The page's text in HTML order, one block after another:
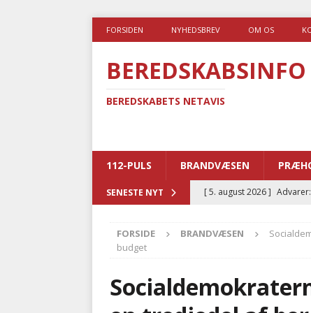
FORSIDEN NYHEDSBREV OM OS
BEREDSKABSINFO
BEREDSKABETS NETAVIS
112-PULS BRANDVÆSEN
SENESTE NYT [ 5. august 2026 ]
[ 5. august 2026 ] Ny
BRANDVÆSEN
[ 4. august 2026 ]
Ny
FORSIDE BRANDVÆSEN
budget